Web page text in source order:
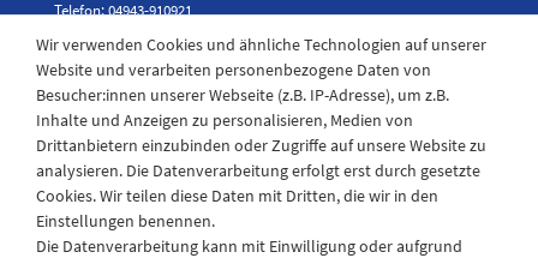
Telefon: 04943-910921
Laden Öffnungszeiten
Montag - Freitag
08:30 - 12:30 und 13.00 - 17.30 Uhr
Samstags
08:30 bis 12:30 Uhr
Wir verwenden Cookies und ähnliche Technologien auf unserer
Website und verarbeiten personenbezogene Daten von
Besucher:innen unserer Webseite (z.B. IP-Adresse), um z.B.
Inhalte und Anzeigen zu personalisieren, Medien von
Drittanbietern einzubinden oder Zugriffe auf unsere Website zu
analysieren. Die Datenverarbeitung erfolgt erst durch gesetzte
Cookies. Wir teilen diese Daten mit Dritten, die wir in den
Einstellungen benennen.
Die Datenverarbeitung kann mit Einwilligung oder aufgrund